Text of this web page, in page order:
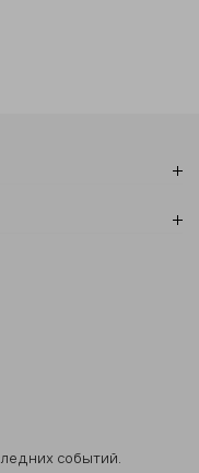
событий.